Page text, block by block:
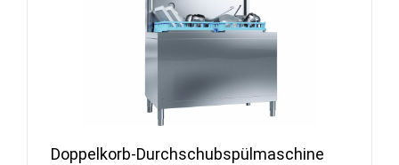
Doppelkorb-Durchschubspülmaschine